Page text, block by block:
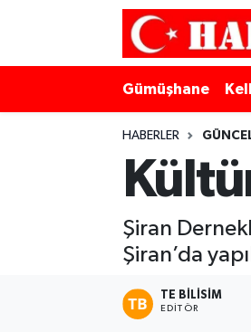
Gümüşhane
HABERLER
Şiran
Şiran’da
TE BILISIM
EDITÖR
Merkez Hava Durumu
Merkez Trafik Yoğunluk
Süper Lig Puan Durumu ve
Son Dakika Haberleri
Haber Arşivi